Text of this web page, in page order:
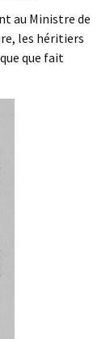
au Ministre de
les héritiers
que fait